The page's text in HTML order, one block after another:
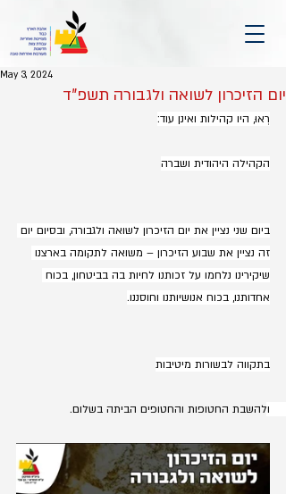
יום הזיכרון לשואה ולגבורה תשפ"ד
May 3, 2024
רְאוּ, היו קהילות ואינן עוד:
הקהילה היהודית ושברה
ביום שני נציין את יום הזיכרון לשואה ולגבורה, ובסיום יום
זה נציין את שבוע הזיכרון – משואה לתקומה בארצנו
שיקירינו נלחמו על זכותנו לחיות בה בביטחון, בכוח
אחדותנו, בכוח אנושיותנו וחוסננו.
בתקווה לבשורות מיטיבות
ולהשבת החטופות והחטופים הביתה בשלום.